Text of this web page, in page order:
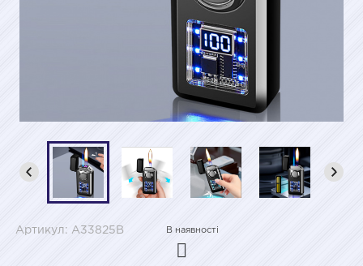
Артикул: A33825B В наявності